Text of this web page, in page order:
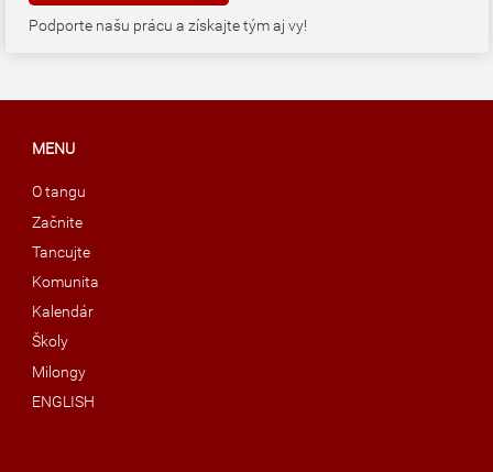
Podporte našu prácu a získajte tým aj vy!
MENU
O tangu
Začnite
Tancujte
Komunita
Kalendár
Školy
Milongy
ENGLISH